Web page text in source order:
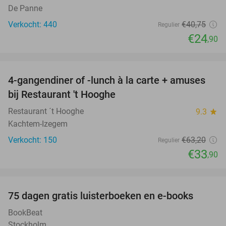
De Panne
Verkocht: 440
Regulier €40,75
€24,90
46%
4-gangendiner of -lunch à la carte + amuses
bij Restaurant 't Hooghe
Restaurant ´t Hooghe 9.3 star
Kachtem-Izegem
Verkocht: 150
Regulier €63,20
€33,90
75 dagen gratis luisterboeken en e-books
BookBeat